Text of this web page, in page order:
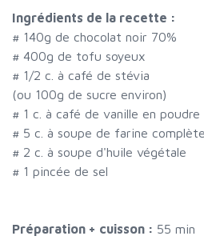
Ingrédients de la recette :
# 140g de chocolat noir 70%
# 400g de tofu soyeux
# 1/2 c. à café de stévia
(ou 100g de sucre environ)
# 1 c. à café de vanille en poudre
# 5 c. à soupe de farine
# 2 c. à soupe d'huile végétale
# 1 pincée de sel
Préparation + cuisson : 55 min